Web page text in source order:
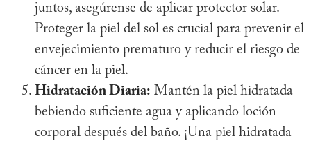
juntos, asegúrense de aplicar protector solar.
Proteger la piel del sol es crucial para prevenir el
envejecimiento prematuro y reducir el riesgo de
cáncer en la piel.
Hidratación Diaria: Mantén la piel hidratada
bebiendo suficiente agua y aplicando loción
corporal después del baño. ¡Una piel hidratada